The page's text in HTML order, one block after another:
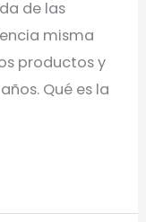
de las
misma
productos y
Qué es la